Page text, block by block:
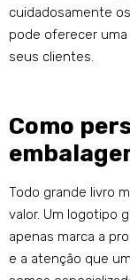
cuidadosamente
pode oferecer
seus clientes.
Como
Todo grande livro
valor. Um logotipo
apenas marca a
e a atenção que